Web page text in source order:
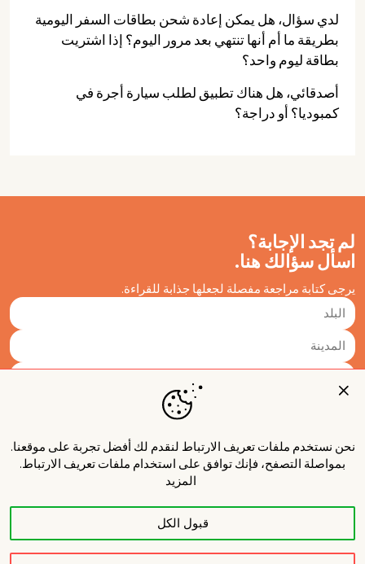
لدي سؤال، هل يمكن إعادة شحن بطاقات السفر اليومية
بطريقة ما أم أنها تنتهي بعد مرور اليوم؟ إذا اشتريت
بطاقة ليوم واحد؟
أصدقائي، هل هناك تطبيق لطلب سيارة أجرة في
كمبوديا؟ أو دراجة؟
لم تجد الإجابة؟
اسأل سؤالك هنا.
يرجى كتابة مراجعة مفصلة لجعلها جذابة للقراءة.
نشر
نحن نستخدم ملفات تعريف الارتباط لنقدم لك أفضل تجربة على موقعنا.
بمواصلة التصفح، فإنك توافق على استخدام ملفات تعريف الارتباط.
المزيد
قبول الكل